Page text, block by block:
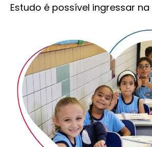
Estudo é possível ingressar na